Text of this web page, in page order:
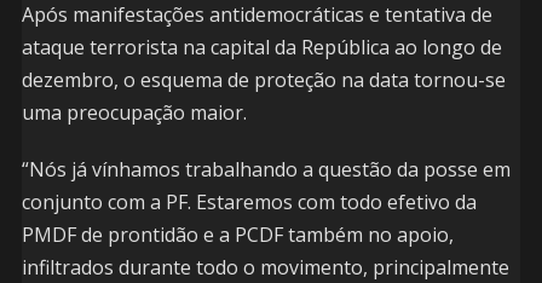
Após manifestações antidemocráticas e tentativa de
ataque terrorista na capital da República ao longo de
dezembro, o esquema de proteção na data tornou-se
uma preocupação maior.
“Nós já vínhamos trabalhando a questão da posse em
conjunto com a PF. Estaremos com todo efetivo da
PMDF de prontidão e a PCDF também no apoio,
infiltrados durante todo o movimento, principalmente